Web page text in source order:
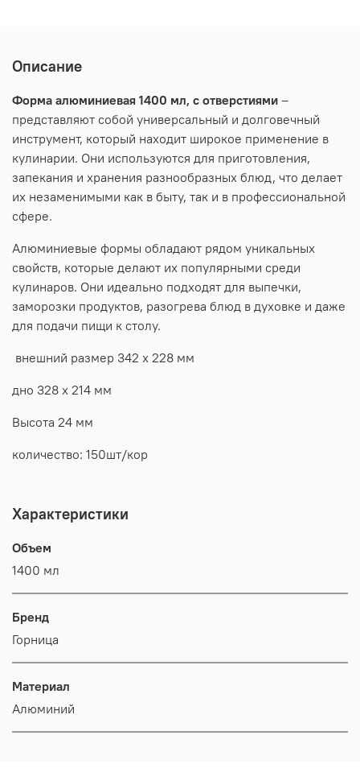
Описание
Форма алюминиевая 1400 мл, с отверстиями –
представляют собой универсальный и долговечный
инструмент, который находит широкое применение в
кулинарии. Они используются для приготовления,
запекания и хранения разнообразных блюд, что делает
их незаменимыми как в быту, так и в профессиональной
сфере.
Алюминиевые формы обладают рядом уникальных
свойств, которые делают их популярными среди
кулинаров. Они идеально подходят для выпечки,
заморозки продуктов, разогрева блюд в духовке и даже
для подачи пищи к столу.
внешний размер 342 х 228 мм
дно 328 х 214 мм
Высота 24 мм
количество: 150шт/кор
Характеристики
Объем
1400 мл
Бренд
Горница
Материал
Алюминий